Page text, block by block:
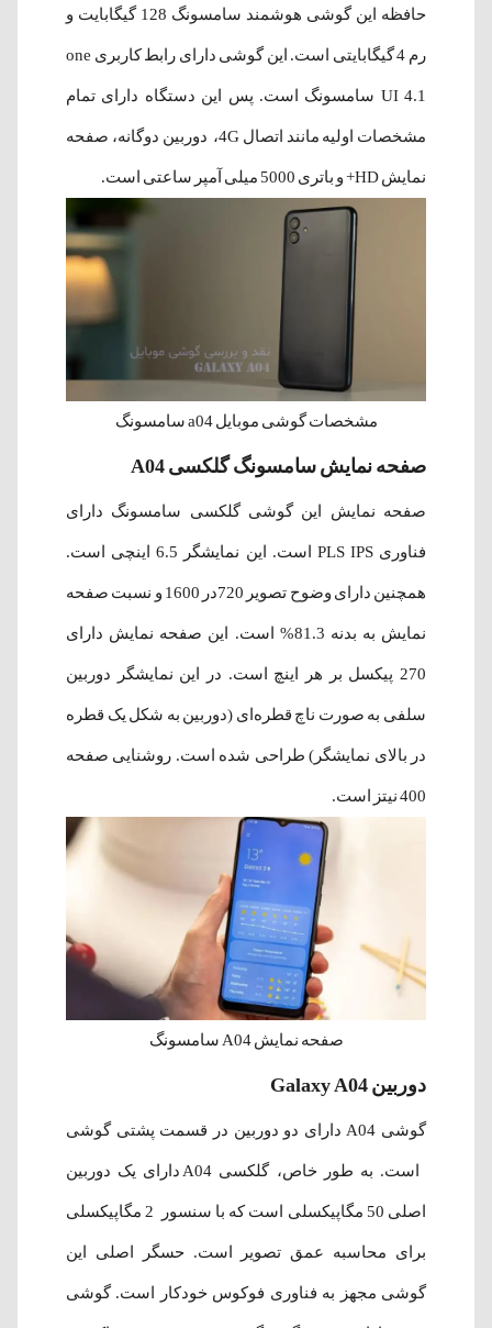
حافظه این گوشی هوشمند سامسونگ 128 گیگابایت و
رم 4 گیگابایتی است. این گوشی دارای رابط کاربری one
UI 4.1 سامسونگ است. پس این دستگاه دارای تمام
مشخصات اولیه مانند اتصال 4G، دوربین دوگانه، صفحه
نمایش HD+ و باتری 5000 میلی آمپر ساعتی است.
مشخصات گوشی موبایل a04 سامسونگ
صفحه نمایش سامسونگ گلکسی A04
صفحه نمایش این گوشی گلکسی سامسونگ دارای
فناوری PLS IPS است. این نمایشگر 6.5 اینچی است.
همچنین دارای وضوح تصویر 720در 1600 و نسبت صفحه
نمایش به بدنه 81.3% است. این صفحه نمایش دارای
270 پیکسل بر هر اینچ است. در این نمایشگر دوربین
سلفی به صورت ناچ قطره‌ای (دوربین به شکل یک قطره
در بالای نمایشگر) طراحی شده است. روشنایی صفحه
400 نیتز است.
صفحه نمایش A04 سامسونگ
دوربین Galaxy A04
گوشی A04 دارای دو دوربین در قسمت پشتی گوشی
است. به طور خاص، گلکسی A04 دارای یک دوربین
اصلی 50 مگاپیکسلی است که با سنسور 2 مگاپیکسلی
برای محاسبه عمق تصویر است. حسگر اصلی این
گوشی مجهز به فناوری فوکوس خودکار است. گوشی